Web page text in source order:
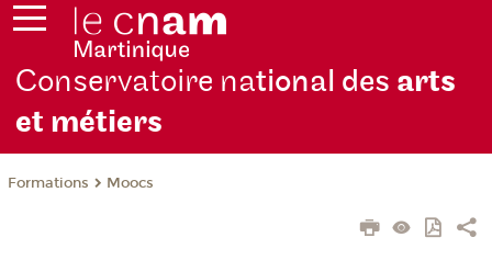
Conservatoire national des arts
et métiers
Formations Moocs